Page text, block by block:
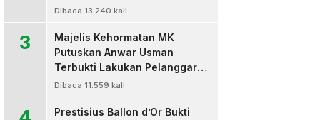
Dibaca 13.240 kali
3
Majelis Kehormatan MK
Putuskan Anwar Usman
Terbukti Lakukan Pelanggaran
Berat Kode Etik dan
Dibaca 11.559 kali
Prestisius Ballon d’Or Bukti